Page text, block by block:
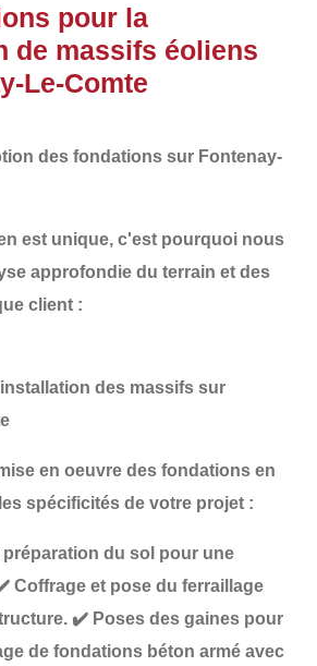
pour la
de massifs éoliens
Le-Comte
des fondations sur Fontenay-
est unique, c'est pourquoi nous
approfondie du terrain et des
client :
des massifs sur
en oeuvre des fondations en
spécificités de votre projet :
du sol pour une
Coffrage et pose du ferraillage
✔️ Poses des gaines pour
de fondations béton armé avec